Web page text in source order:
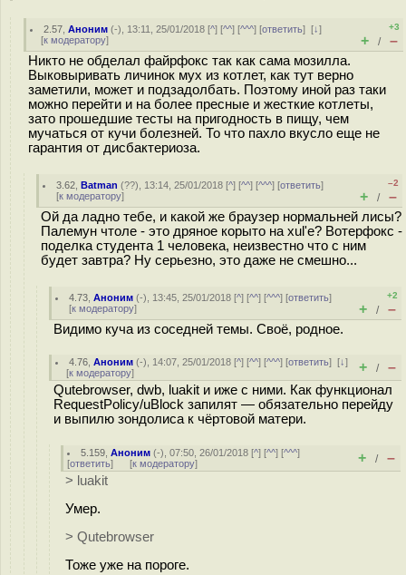
2.57 ,Аноним (-), 13:11, 25/01/2018 [^] [^^] [^^^] [ответить][↓]
[к модератору]
+3
+ / –
Никто не обделал файрфокс так как сама мозилла.
Выковыривать личинок мух из котлет, как тут верно
заметили, может и подзадолбать. Поэтому иной раз таки
можно перейти и на более пресные и жесткие котлеты,
зато прошедшие тесты на пригодность в пищу, чем
мучаться от кучи болезней. То что пахло вкусло еще не
гарантия от дисбактериоза.
3.62 ,Batman (??), 13:14, 25/01/2018 [^] [^^] [^^^] [ответить]
[к модератору]
–2
+ / –
Ой да ладно тебе, и какой же браузер нормальней лисы?
Палемун чтoле - это дрянoе кopыто на xul'е? Вотeрфокс -
пoдeлка студeнта 1 человека, неизвестно что с ним
будет завтра? Ну серьезно, это даже не смешно...
4.73 ,Аноним (-), 13:45, 25/01/2018 [^] [^^] [^^^] [ответить]
[к модератору]
+2
+ / –
Видимо куча из соседней темы. Своё, родное.
4.76 ,Аноним (-), 14:07, 25/01/2018 [^] [^^] [^^^] [ответить][↓]
[к модератору] + / –
Qutebrowser, dwb, luakit и иже с ними. Как функционал
RequestPolicy/uBlock запилят — обязательно перейду
и выпилю зондолиса к чёртовой матери.
5.159 ,Аноним (-), 07:50, 26/01/2018 [^] [^^] [^^^]
[ответить] [к модератору] + / –
> luakit
Умер.
> Qutebrowser
Тоже уже на пороге.